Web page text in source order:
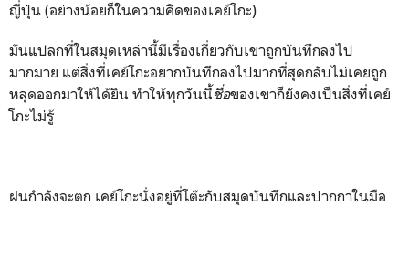
ญี่ปุ่น (อย่างน้อยก็ในความคิดของเคย์โกะ)
มันแปลกที่ในสมุดเหล่านี้มีเรื่องเกี่ยวกับเขาถูกบันทึกลงไป
มากมาย แต่สิ่งที่เคย์โกะอยากบันทึกลงไปมากที่สุดกลับไม่เคยถูก
หลุดออกมาให้ได้ยิน ทำให้ทุกวันนี้ชื่อของเขาก็ยังคงเป็นสิ่งที่เคย์
โกะไม่รู้
ฝนกำลังจะตก เคย์โกะนั่งอยู่ที่โต๊ะกับสมุดบันทึกและปากกาในมือ